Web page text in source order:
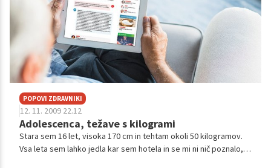
POPOVI ZDRAVNIKI
12. 11. 2009 22.12
Adolescenca, težave s kilogrami
Stara sem 16 let, visoka 170 cm in tehtam okoli 50 kilogramov.
Vsa leta sem lahko jedla kar sem hotela in se mi ni nič poznalo,